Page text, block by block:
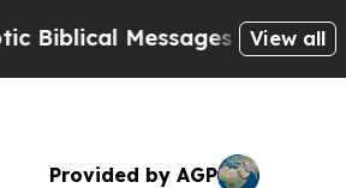
Messages on Social Media
View all
Provided by AGP